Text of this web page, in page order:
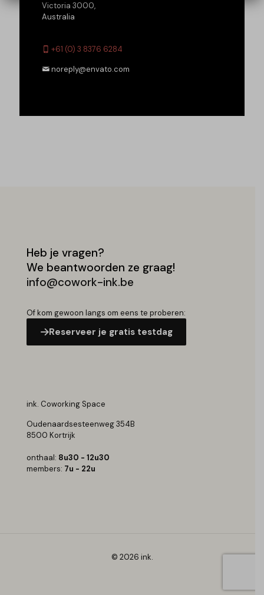
Victoria 3000,
Australia
+61 (0) 3 8376 6284
noreply@envato.com
Heb je vragen?
We beantwoorden ze graag!
info@cowork-ink.be
Of kom gewoon langs om eens te proberen:
Reserveer je gratis testdag
ink. Coworking Space
Oudenaardsesteenweg 354B
8500 Kortrijk
onthaal: 8u30 - 12u30
members: 7u - 22u
© 2026 ink.